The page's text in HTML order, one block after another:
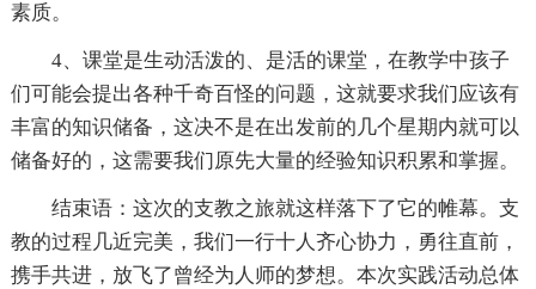
素质。
4、课堂是生动活泼的、是活的课堂，在教学中孩子
们可能会提出各种千奇百怪的问题，这就要求我们应该有
丰富的知识储备，这决不是在出发前的几个星期内就可以
储备好的，这需要我们原先大量的经验知识积累和掌握。
结束语：这次的支教之旅就这样落下了它的帷幕。支
教的过程几近完美，我们一行十人齐心协力，勇往直前，
携手共进，放飞了曾经为人师的梦想。本次实践活动总体